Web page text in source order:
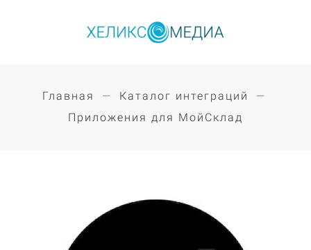
Главная
Каталог интеграций
Приложения для МойСклад